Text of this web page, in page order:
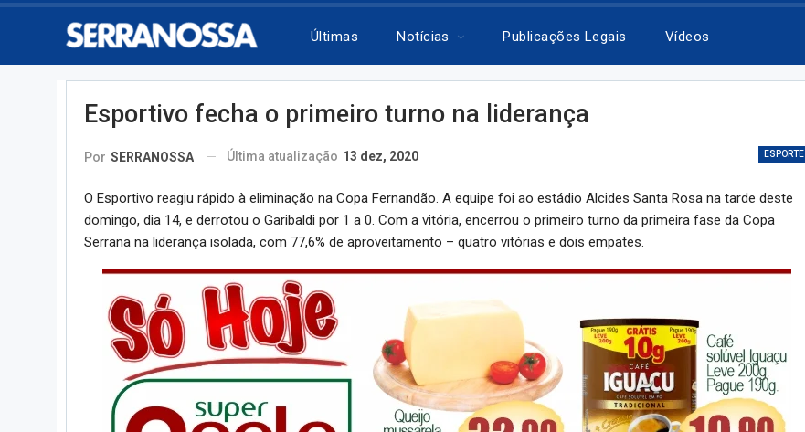
Últimas Notícias Publicações Legais Vídeos
Esportivo fecha o primeiro turno na liderança
ESPORTE
Por SERRANOSSA Última atualização 13 dez, 2020
O Esportivo reagiu rápido à eliminação na Copa Fernandão. A equipe foi ao estádio Alcides Santa Rosa na tarde deste
domingo, dia 14, e derrotou o Garibaldi por 1 a 0. Com a vitória, encerrou o primeiro turno da primeira fase da Copa
Serrana na liderança isolada, com 77,6% de aproveitamento – quatro vitórias e dois empates.